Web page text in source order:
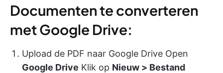
Documenten te converteren
met Google Drive:
Upload de PDF naar Google Drive Open
Google Drive Klik op Nieuw > Bestand